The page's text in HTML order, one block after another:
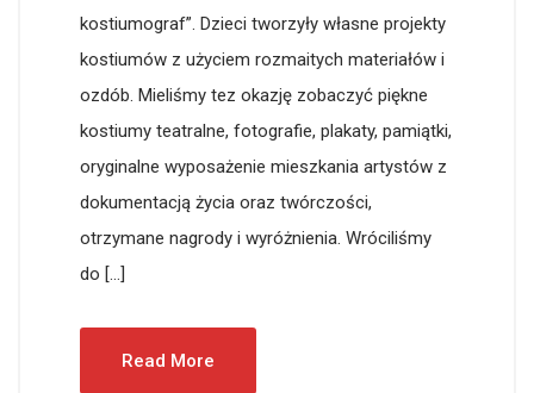
kostiumograf”. Dzieci tworzyły własne projekty
kostiumów z użyciem rozmaitych materiałów i
ozdób. Mieliśmy tez okazję zobaczyć piękne
kostiumy teatralne, fotografie, plakaty, pamiątki,
oryginalne wyposażenie mieszkania artystów z
dokumentacją życia oraz twórczości,
otrzymane nagrody i wyróżnienia. Wróciliśmy
do […]
Read More